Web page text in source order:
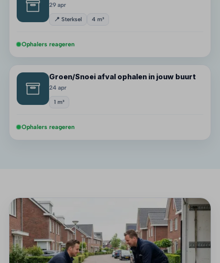
29 apr
📍 Sterksel 4 m³
Ophalers reageren
Groen/Snoei afval ophalen in jouw buurt
24 apr
1 m³
Ophalers reageren